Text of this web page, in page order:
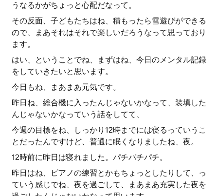
うなるかがちょっと心配だなって。
その反面、子どもたちはね、積もったら雪遊びができる
ので、まあそれはそれで楽しいだろうなって思っており
ます。
はい、ということでね、まずはね、今日のメンタル記録
をしていきたいと思います。
今日もね、まあまあ元気です。
昨日ね、総合機に入ったんじゃないかなって、装填した
んじゃないかなっていう話をしてて、
今週の目標をね、しっかり12時までには寝るっていうこ
とだったんですけど、普通に眠くなりましたね、夜。
12時前に昨日は寝れました。パチパチパチ。
昨日はね、ピアノの練習とかもちょっとしたりして、っ
ていう感じでね、夜を過ごして、まあまあ充実した夜を